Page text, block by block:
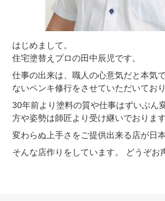
はじめまして。
住宅塗替えプロの田中辰児です。
仕事の出来は、職人の心意気だと本気
ないペンキ修行をさせていただいており
30年前より塗料の質や仕事はずいぶん
方や姿勢は師匠より受け継いでおります
変わらぬ上手さをご提供出来る店が日
そんな店作りをしています。 どうぞお